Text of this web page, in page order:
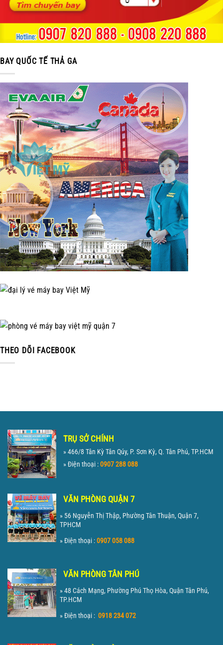
BAY QUỐC TẾ THẢ GA
THEO DÕI FACEBOOK
TRỤ SỞ CHÍNH
» 466/8 Tân Kỳ Tân Qúy, P. Sơn Kỳ, Q. Tân Phú, TP.HCM
» Điện thoại :0907 288 088
VĂN PHÒNG QUẬN 7
» 56 Nguyễn Thị Thập, Phường Tân Thuận, Quận 7,
TPHCM
» Điện thoại :0907 058 088
VĂN PHÒNG TÂN PHÚ
» 48 Cách Mạng, Phường Phú Thọ Hòa, Quận Tân Phú,
TP.HCM
» Điện thoại : 0918 234 072